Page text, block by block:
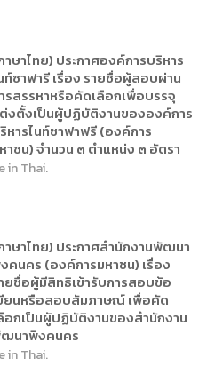
าษาไทย) ประกาศองค์การบริหาร
ท์ซาฟารี เรื่อง รายชื่อผู้สอบผ่าน
รสรรหาหรือคัดเลือกเพื่อบรรจุ
งตั้งเป็นผู้ปฏิบัติงานขององค์การ
หารไนท์ซาฟาฟรี (องค์การ
าชน) จำนวน ๓ ตำแหน่ง ๓ อัตรา
in Thai.
าษาไทย) ประกาศสำนักงานพัฒนา
คนคร (องค์การมหาชน) เรื่อง
ยชื่อผู้มีสิทธิเข้ารับการสอบข้อ
ยนหรือสอบสัมภาษณ์ เพื่อคัด
อกเป็นผู้ปฏิบัติงานของสำนักงาน
นาพิงคนคร
in Thai.